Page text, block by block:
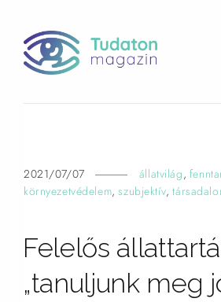
2021/07/07 állatvilág,
környezetvédelem,szubjektív,
Felelős
„tanuljunk meg